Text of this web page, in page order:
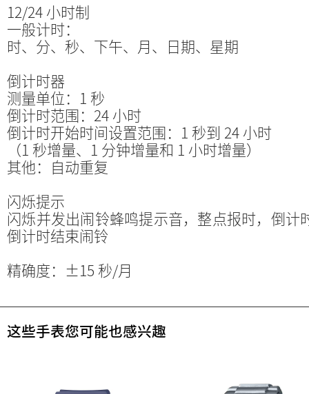
12/24 小时制
一般计时：
时、分、秒、下午、月、日期、星期
倒计时器
测量单位：1 秒
倒计时范围：24 小时
倒计时开始时间设置范围：1 秒到 24 小时
（1 秒增量、1 分钟增量和 1 小时增量）
其他：自动重复
闪烁提示
闪烁并发出闹铃蜂鸣提示音，整点报时，倒计
倒计时结束闹铃
精确度：±15 秒/月
这些手表您可能也感兴趣